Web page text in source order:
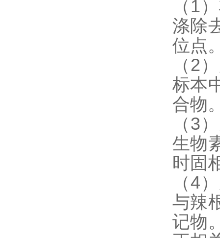
（1
涤除
位点
（2
标本
合物
（3
生物
时固
（4
与辣
记物